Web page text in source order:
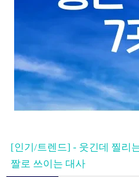
[인기/트렌드] - 웃긴데 찔리
짤로 쓰이는 대사